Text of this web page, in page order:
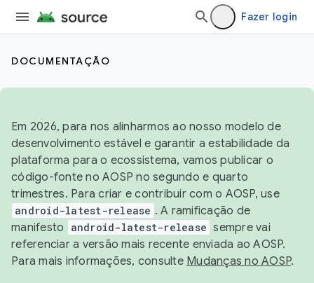
Fazer login
DOCUMENTAÇÃO
Em 2026, para nos alinharmos ao nosso modelo de
desenvolvimento estável e garantir a estabilidade da
plataforma para o ecossistema, vamos publicar o
código-fonte no AOSP no segundo e quarto
trimestres. Para criar e contribuir com o AOSP, use
android-latest-release . A ramificação de
manifesto
android-latest-release sempre vai
referenciar a versão mais recente enviada ao AOSP.
Para mais informações, consulte Mudanças no AOSP.